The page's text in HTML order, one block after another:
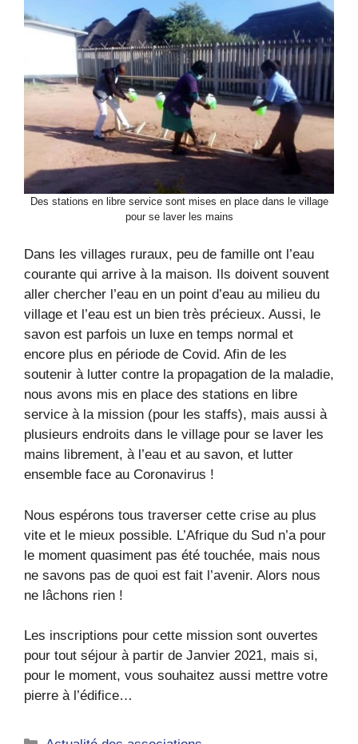
Des stations en libre service sont mises en place dans le village
pour se laver les mains
Dans les villages ruraux, peu de famille ont l’eau
courante qui arrive à la maison. Ils doivent souvent
aller chercher l’eau en un point d’eau au milieu du
village et l’eau est un bien très précieux. Aussi, le
savon est parfois un luxe en temps normal et
encore plus en période de Covid. Afin de les
soutenir à lutter contre la propagation de la maladie,
nous avons mis en place des stations en libre
service à la mission (pour les staffs), mais aussi à
plusieurs endroits dans le village pour se laver les
mains librement, à l’eau et au savon, et lutter
ensemble face au Coronavirus !
Nous espérons tous traverser cette crise au plus
vite et le mieux possible. L’Afrique du Sud n’a pour
le moment quasiment pas été touchée, mais nous
ne savons pas de quoi est fait l’avenir. Alors nous
ne lâchons rien !
Les inscriptions pour cette mission sont ouvertes
pour tout séjour à partir de Janvier 2021, mais si,
pour le moment, vous souhaitez aussi mettre votre
pierre à l’édifice…